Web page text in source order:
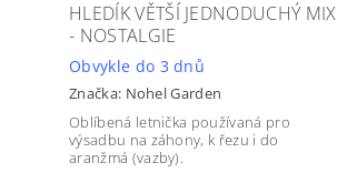
HLEDÍK VĚTŠÍ JEDNODUCHÝ MIX
- NOSTALGIE
Obvykle do 3 dnů
Značka: Nohel Garden
Oblíbená letnička používaná pro
výsadbu na záhony, k řezu i do
aranžmá (vazby).